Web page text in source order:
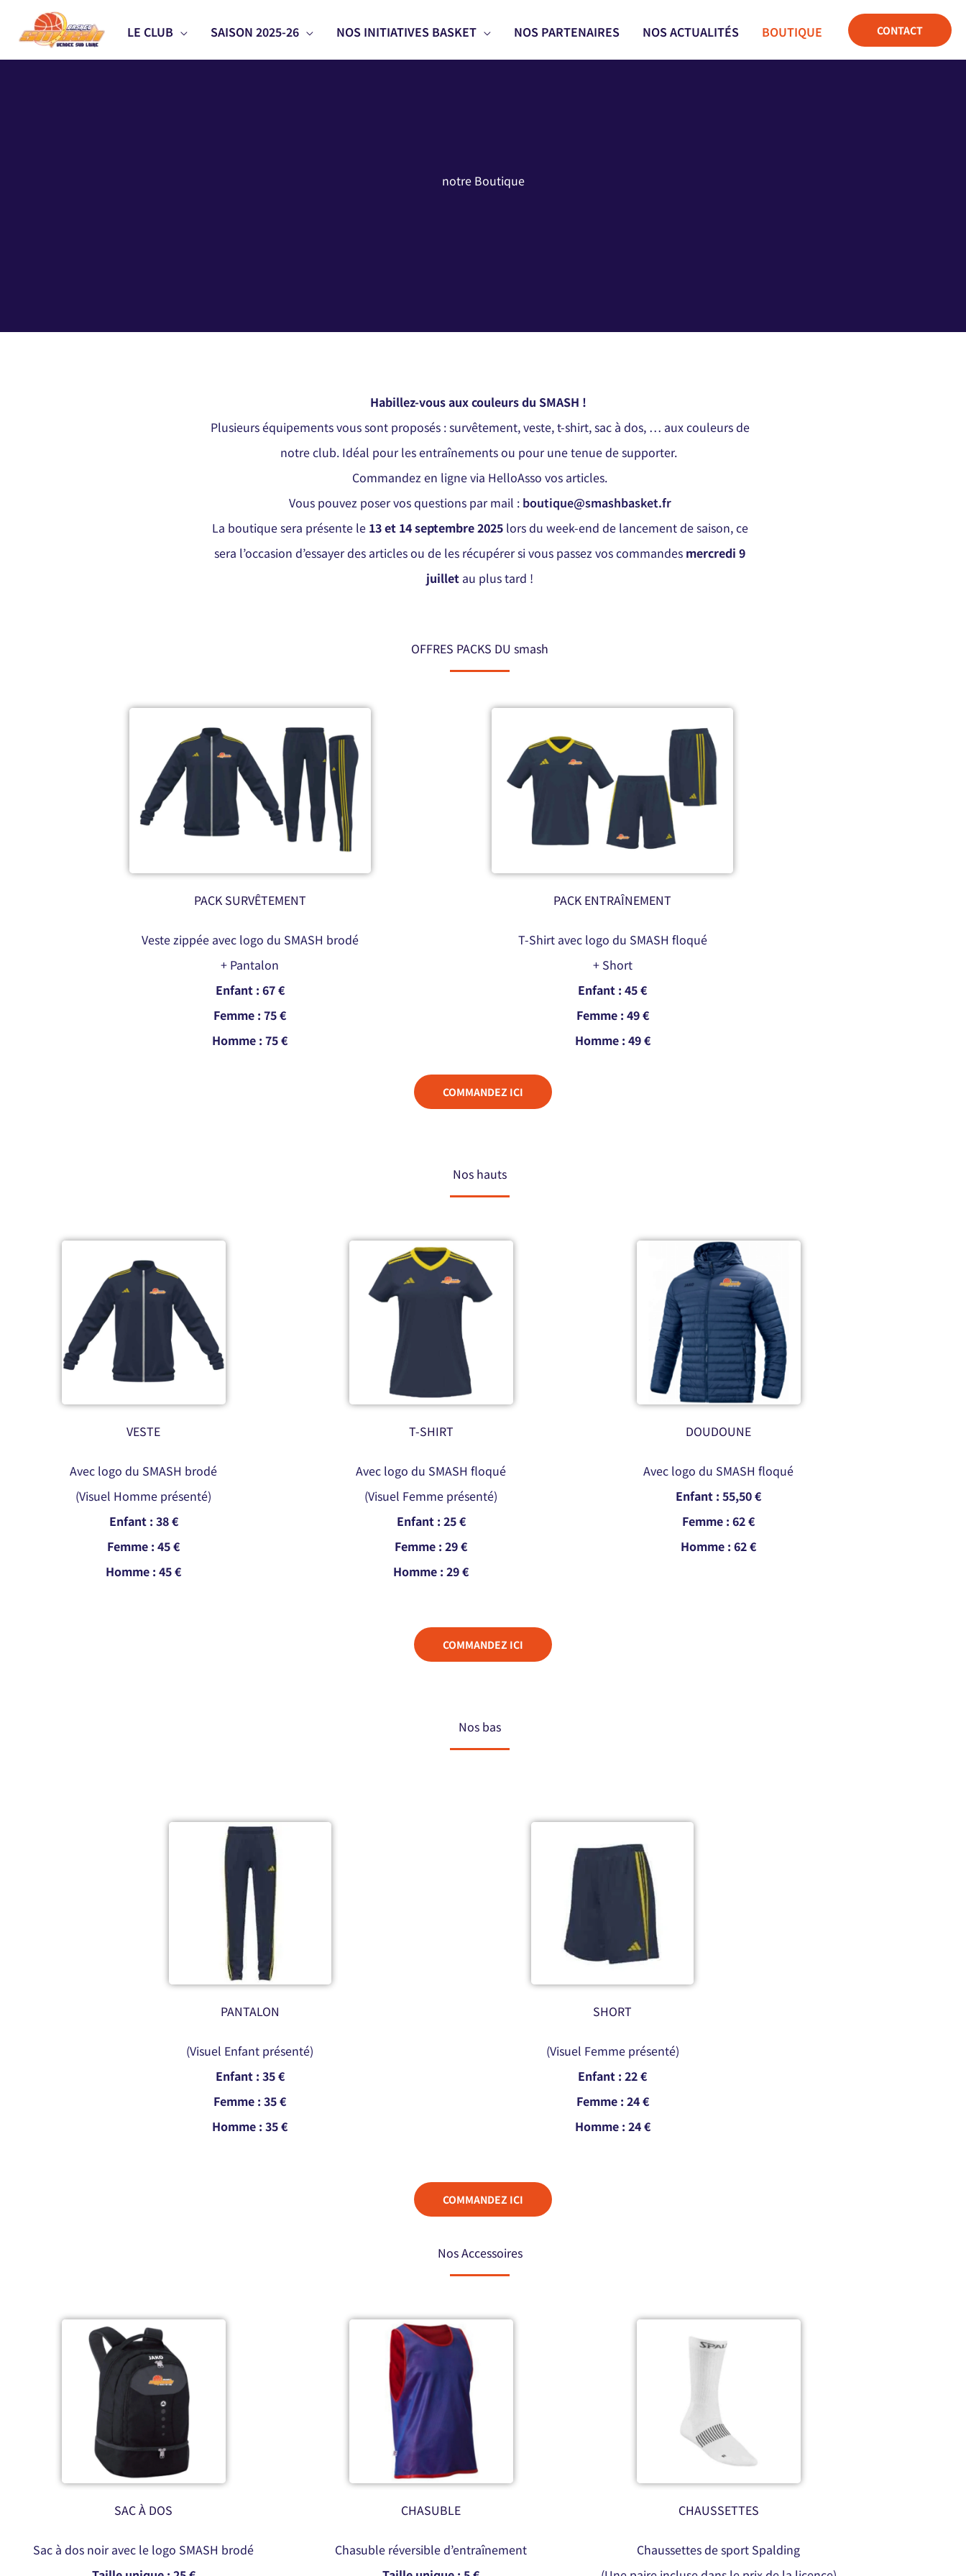
contenu
LE CLUB SAISON 2025-26 NOS INITIATIVES BASKET NOS PARTENAIRES NOS ACTUALITÉS BOUTIQUE CONTACT
notre Boutique
Habillez-vous aux couleurs du SMASH !
Plusieurs équipements vous sont proposés : survêtement, veste, t-shirt, sac à dos, … aux couleurs de
notre club. Idéal pour les entraînements ou pour une tenue de supporter.
Commandez en ligne via HelloAsso vos articles.
Vous pouvez poser vos questions par mail : boutique@smashbasket.fr
La boutique sera présente le13 et 14 septembre 2025lors du week-end de lancement de saison, ce
sera l’occasion d’essayer des articles ou de les récupérer si vous passez vos commandes mercredi 9
juillet au plus tard !
OFFRES PACKS DU smash
PACK SURVÊTEMENT
Veste zippée avec logo du SMASH brodé
+ Pantalon
Enfant : 67 €
Femme : 75 €
Homme : 75 €
PACK ENTRAÎNEMENT
T-Shirt avec logo du SMASH floqué
+ Short
Enfant : 45 €
Femme : 49 €
Homme : 49 €
COMMANDEZ ICI
Nos hauts
VESTE
Avec logo du SMASH brodé
(Visuel Homme présenté)
Enfant : 38 €
Femme : 45 €
Homme : 45 €
T-SHIRT
Avec logo du SMASH floqué
(Visuel Femme présenté)
Enfant : 25 €
Femme : 29 €
Homme : 29 €
DOUDOUNE
Avec logo du SMASH floqué
Enfant : 55,50 €
Femme : 62 €
Homme : 62 €
COMMANDEZ ICI
Nos bas
PANTALON
(Visuel Enfant présenté)
Enfant : 35 €
Femme : 35 €
Homme : 35 €
SHORT
(Visuel Femme présenté)
Enfant : 22 €
Femme : 24 €
Homme : 24 €
COMMANDEZ ICI
Nos Accessoires
SAC À DOS
Sac à dos noir avec le logo SMASH brodé
CHASUBLE
Chasuble réversible d’entraînement
CHAUSSETTES
Chaussettes de sport Spalding